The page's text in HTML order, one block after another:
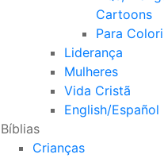
Cartoons
Para
Liderança
Mulheres
Vida Cristã
English/Español
Bíblias
Crianças